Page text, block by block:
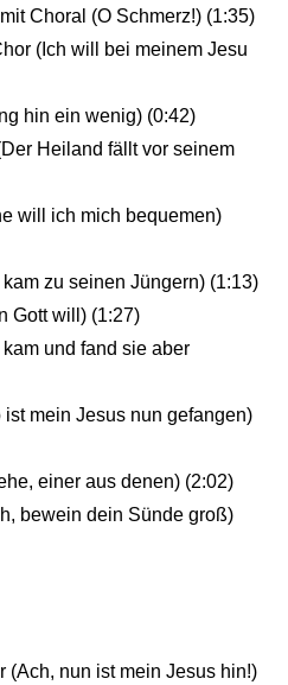
Choral (O Schmerz!) (1:35)
(Ich will bei meinem Jesu
hin ein wenig) (0:42)
Heiland fällt vor seinem
will ich mich bequemen)
zu seinen Jüngern) (1:13)
Gott will) (1:27)
und fand sie aber
ist mein Jesus nun gefangen)
einer aus denen) (2:02)
bewein dein Sünde groß)
(Ach, nun ist mein Jesus hin!)